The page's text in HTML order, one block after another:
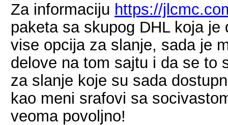
Za informaciju https://
paketa sa skupog DHL koja
vise opcija za slanje, sada je
delove na tom sajtu i da se to
za slanje koje su sada
kao meni srafovi sa
veoma povoljno!